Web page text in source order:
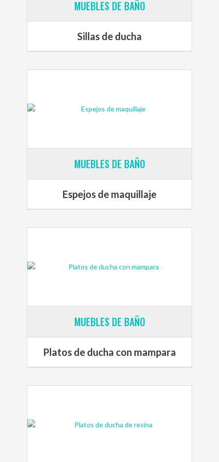
MUEBLES DE BAÑO
Sillas de ducha
MUEBLES DE BAÑO
Espejos de maquillaje
MUEBLES DE BAÑO
Platos de ducha con mampara